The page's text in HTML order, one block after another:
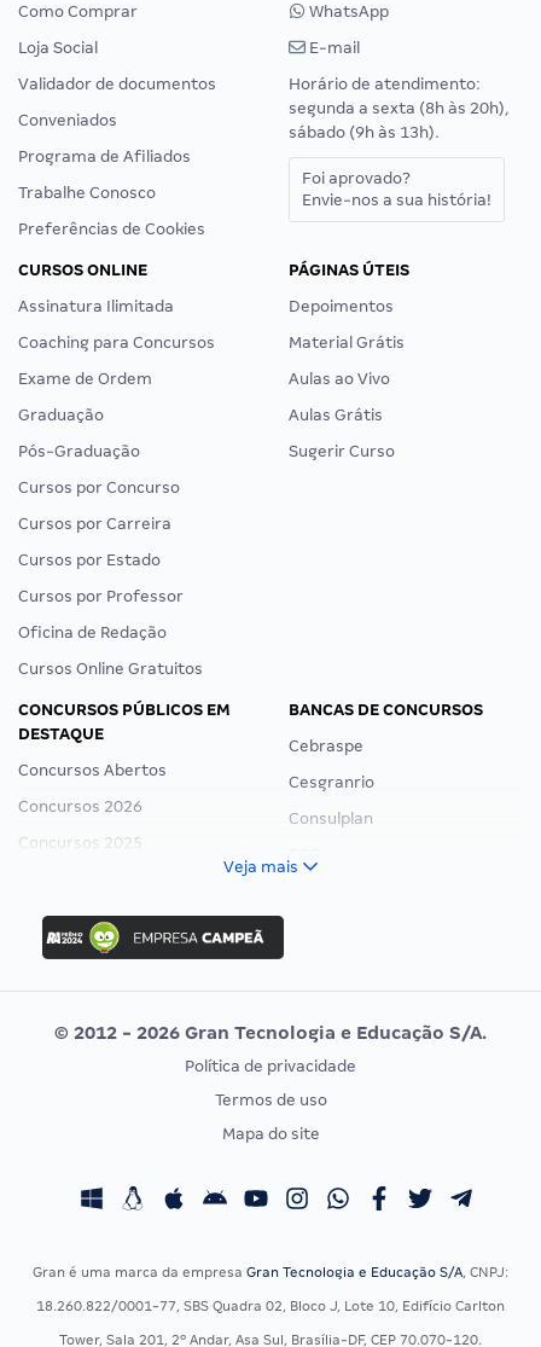
Como Comprar
Loja Social
Validador de documentos
Conveniados
Programa de Afiliados
Trabalhe Conosco
Preferências de Cookies
WhatsApp
E-mail
Horário de atendimento:
segunda a sexta (8h às 20h),
sábado (9h às 13h).
Foi aprovado?
Envie-nos a sua história!
CURSOS ONLINE
Assinatura Ilimitada
Coaching para Concursos
Exame de Ordem
Graduação
Pós-Graduação
Cursos por Concurso
Cursos por Carreira
Cursos por Estado
Cursos por Professor
Oficina de Redação
Cursos Online Gratuitos
PÁGINAS ÚTEIS
Depoimentos
Material Grátis
Aulas ao Vivo
Aulas Grátis
Sugerir Curso
CONCURSOS PÚBLICOS EM
DESTAQUE
Concursos Abertos
Concursos 2026
Concursos 2025
Concurso Ibama
Concurso MPU
Editais publicados
BANCAS DE CONCURSOS
Cebraspe
Cesgranrio
Consulplan
Vunesp
CONCURSOS POR PROFISSÃO
Concursos Fiscais
Concursos Saúde
EXAME DE ORDEM
Calendário OAB
Veja mais
© 2012 - 2026 Gran Tecnologia e Educação S/A.
Política de privacidade
Termos de uso
Mapa do site
Gran é uma marca da empresa Gran Tecnologia e Educação S/A, CNPJ:
18.260.822/0001-77, SBS Quadra 02, Bloco J, Lote 10, Edifício Carlton
Tower, Sala 201, 2º Andar, Asa Sul, Brasília-DF, CEP 70.070-120.